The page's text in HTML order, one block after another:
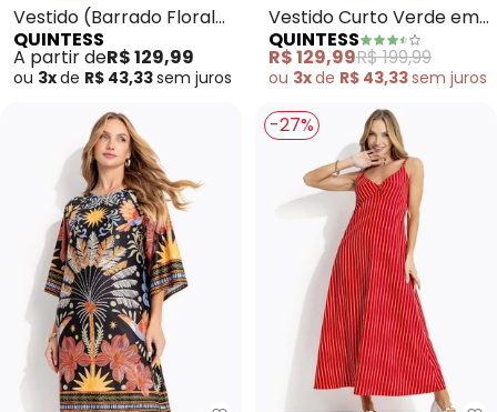
Vestido (Barrado Floral
Azul) em Malha Fria
QUINTESS
A partir deR$ 129,99
ou 3xde R$ 43,33sem juros
Vestido Curto Verde em
Linho com Faixa e Bolsos
Laterais
QUINTESS
R$ 129,99R$ 199,99
ou 3xde R$ 43,33sem juros
-27%